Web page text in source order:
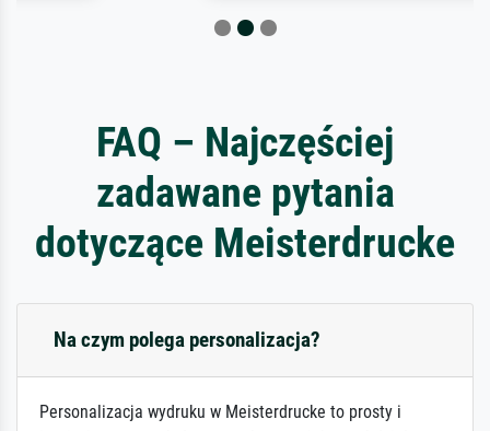
FAQ – Najczęściej
zadawane pytania
dotyczące Meisterdrucke
Na czym polega personalizacja?
Personalizacja wydruku w Meisterdrucke to prosty i